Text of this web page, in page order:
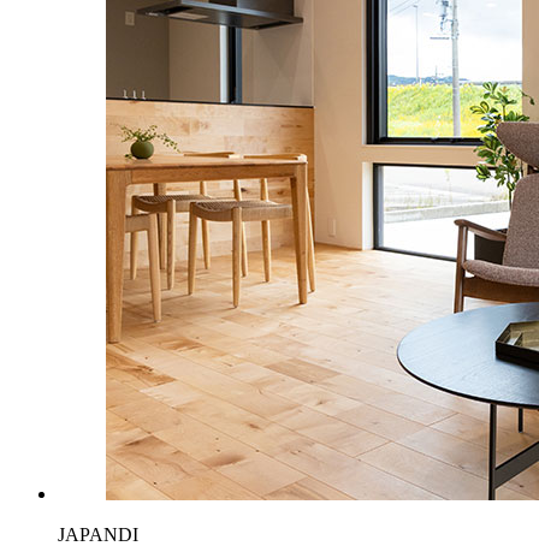
JAPANDI